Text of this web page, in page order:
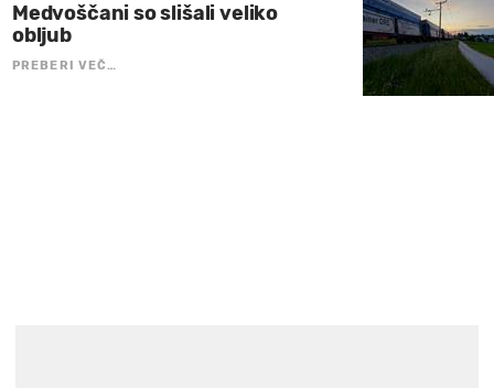
Medvoščani so slišali veliko
obljub
PREBERI VEČ…